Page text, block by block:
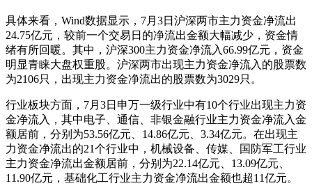
具体来看，Wind数据显示，7月3日沪深两市主力资金净流出
24.75亿元，较前一个交易日的净流出金额大幅减少，资金情
绪有所回暖。其中，沪深300主力资金净流入66.99亿元，资金
明显青睐大盘权重股。沪深两市出现主力资金净流入的股票数
为2106只，出现主力资金净流出的股票数为3029只。
行业板块方面，7月3日申万一级行业中有10个行业出现主力资
金净流入，其中电子、通信、非银金融行业主力资金净流入金
额居前，分别为53.56亿元、14.86亿元、3.34亿元。在出现主
力资金净流出的21个行业中，机械设备、传媒、国防军工行业
主力资金净流出金额居前，分别为22.14亿元、13.09亿元、
11.90亿元，基础化工行业主力资金净流出金额也超11亿元。